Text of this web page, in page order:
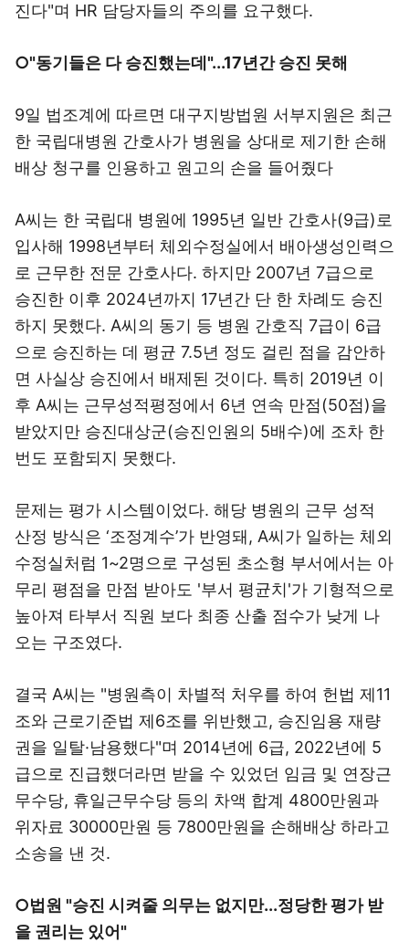
진다"며 HR 담당자들의 주의를 요구했다.
○"동기들은 다 승진했는데"...17년간 승진 못해
9일 법조계에 따르면 대구지방법원 서부지원은 최근
한 국립대병원 간호사가 병원을 상대로 제기한 손해
배상 청구를 인용하고 원고의 손을 들어줬다
A씨는 한 국립대 병원에 1995년 일반 간호사(9급)로
입사해 1998년부터 체외수정실에서 배아생성인력으
로 근무한 전문 간호사다. 하지만 2007년 7급으로
승진한 이후 2024년까지 17년간 단 한 차례도 승진
하지 못했다. A씨의 동기 등 병원 간호직 7급이 6급
으로 승진하는 데 평균 7.5년 정도 걸린 점을 감안하
면 사실상 승진에서 배제된 것이다. 특히 2019년 이
후 A씨는 근무성적평정에서 6년 연속 만점(50점)을
받았지만 승진대상군(승진인원의 5배수)에 조차 한
번도 포함되지 못했다.
문제는 평가 시스템이었다. 해당 병원의 근무 성적
산정 방식은 ‘조정계수’가 반영돼, A씨가 일하는 체외
수정실처럼 1~2명으로 구성된 초소형 부서에서는 아
무리 평점을 만점 받아도 '부서 평균치'가 기형적으로
높아져 타부서 직원 보다 최종 산출 점수가 낮게 나
오는 구조였다.
결국 A씨는 "병원측이 차별적 처우를 하여 헌법 제11
조와 근로기준법 제6조를 위반했고, 승진임용 재량
권을 일탈·남용했다"며 2014년에 6급, 2022년에 5
급으로 진급했더라면 받을 수 있었던 임금 및 연장근
무수당, 휴일근무수당 등의 차액 합계 4800만원과
위자료 30000만원 등 7800만원을 손해배상 하라고
소송을 낸 것.
○법원 "승진 시켜줄 의무는 없지만...정당한 평가 받
을 권리는 있어"